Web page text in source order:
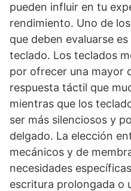
pueden influir en tu
rendimiento. Uno de
que deben evaluarse
teclado. Los teclados
por ofrecer una mayor
respuesta táctil que
mientras que los
ser más silenciosos y
delgado. La elección
mecánicos y de
necesidades
escritura prolongada o